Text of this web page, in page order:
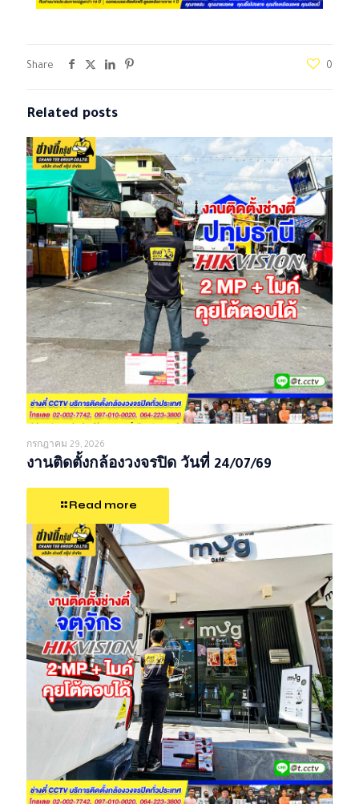
Share 0
Related posts
กรกฎาคม 29, 2026
งานติดตั้งกล้องวงจรปิด วันที่ 24/07/69
Read more